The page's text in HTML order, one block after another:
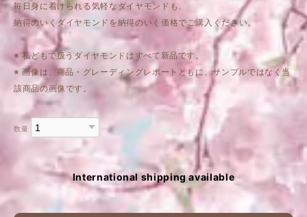
毎日身に着けられる気軽なダイヤモンドも、
納得のいくダイヤモンドを納得のいく価格でご購入ください。
※ 私どもで扱うダイヤモンドはすべて新品です。
※ 画像は、商品・グレーディングレポートともに、サンプルではなく当
該商品の画像です。
数量
International shipping available